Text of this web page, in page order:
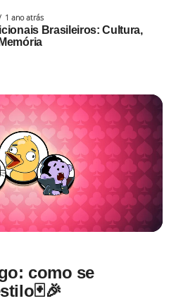
1 ano atrás
Brasileiros: Cultura,
como se